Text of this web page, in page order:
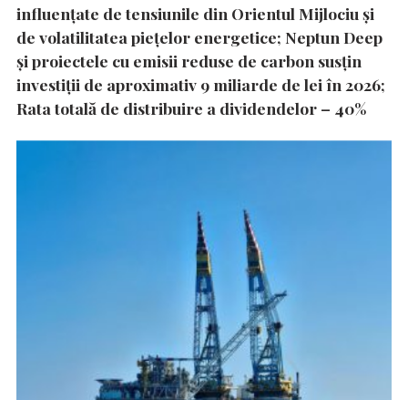
influențate de tensiunile din Orientul Mijlociu și
de volatilitatea piețelor energetice; Neptun Deep
și proiectele cu emisii reduse de carbon susțin
investiții de aproximativ 9 miliarde de lei în 2026;
Rata totală de distribuire a dividendelor – 40%